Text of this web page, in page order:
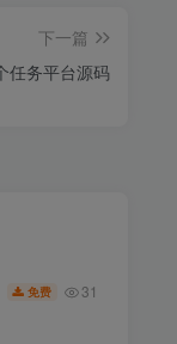
下一篇
任务平台源码
免费 31